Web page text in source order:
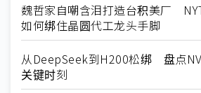
魏哲家自嘲含泪打造台积美厂
如何绑住晶圆代工龙头手脚
从DeepSeek到H200松绑 盘点
关键时刻